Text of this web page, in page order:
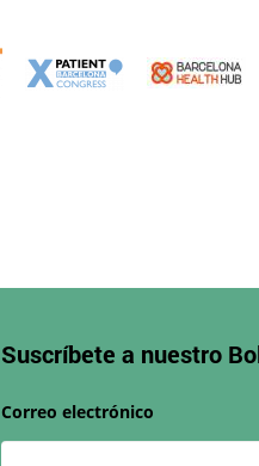
Suscríbete a nuestro
Correo electrónico